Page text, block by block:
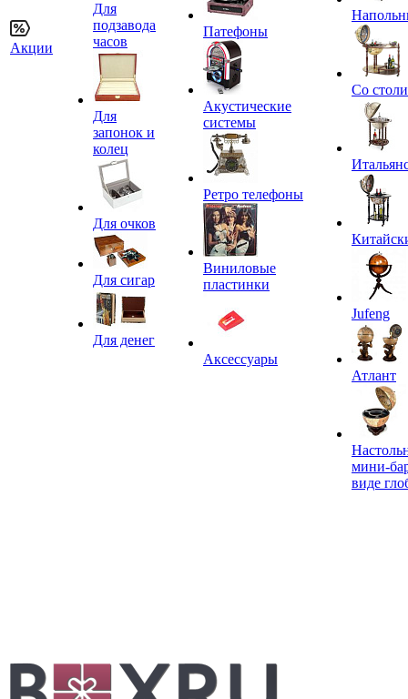
Акции
Для
подзавода
часов
Для
запонок и
колец
Для очков
Для сигар
Для денег
Патефоны
Акустические
системы
Ретро телефоны
Виниловые
пластинки
Аксессуары
Со
Jufeng
Атлант
мини-
виде